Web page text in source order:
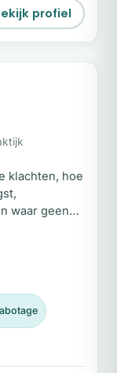
profiel
klachten, hoe
waar geen
die je
Daar help ik